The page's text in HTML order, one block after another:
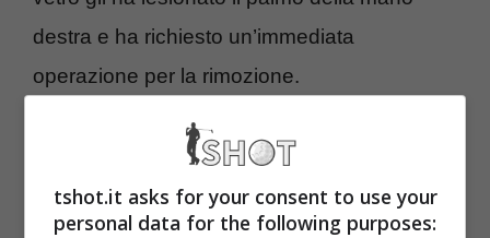
destra e ha richiesto un’immediata
operazione per la rimozione.
Senza Scheffler, gli appassionati possono
comunque consolarsi con un field di livello
elevatissimo che annovera ben sei top ten
tshot.it asks for your consent to use your
personal data for the following purposes: